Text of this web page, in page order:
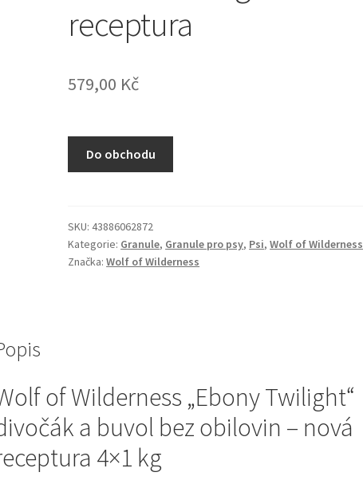
receptura
579,00 Kč
Do obchodu
SKU:43886062872
Kategorie: Granule, Granule pro psy, Psi,Wolf of Wilderness
Značka:Wolf of Wilderness
of Wilderness „Ebony Twilight“
a buvol bez obilovin – nová
4×1 kg